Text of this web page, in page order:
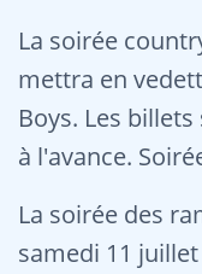
La soirée
mettra en
Boys. Les
à l'avance.
La soirée des
samedi 11